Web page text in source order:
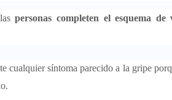
laspersonas completen el esquema de
cualquier síntoma parecido a la gripe